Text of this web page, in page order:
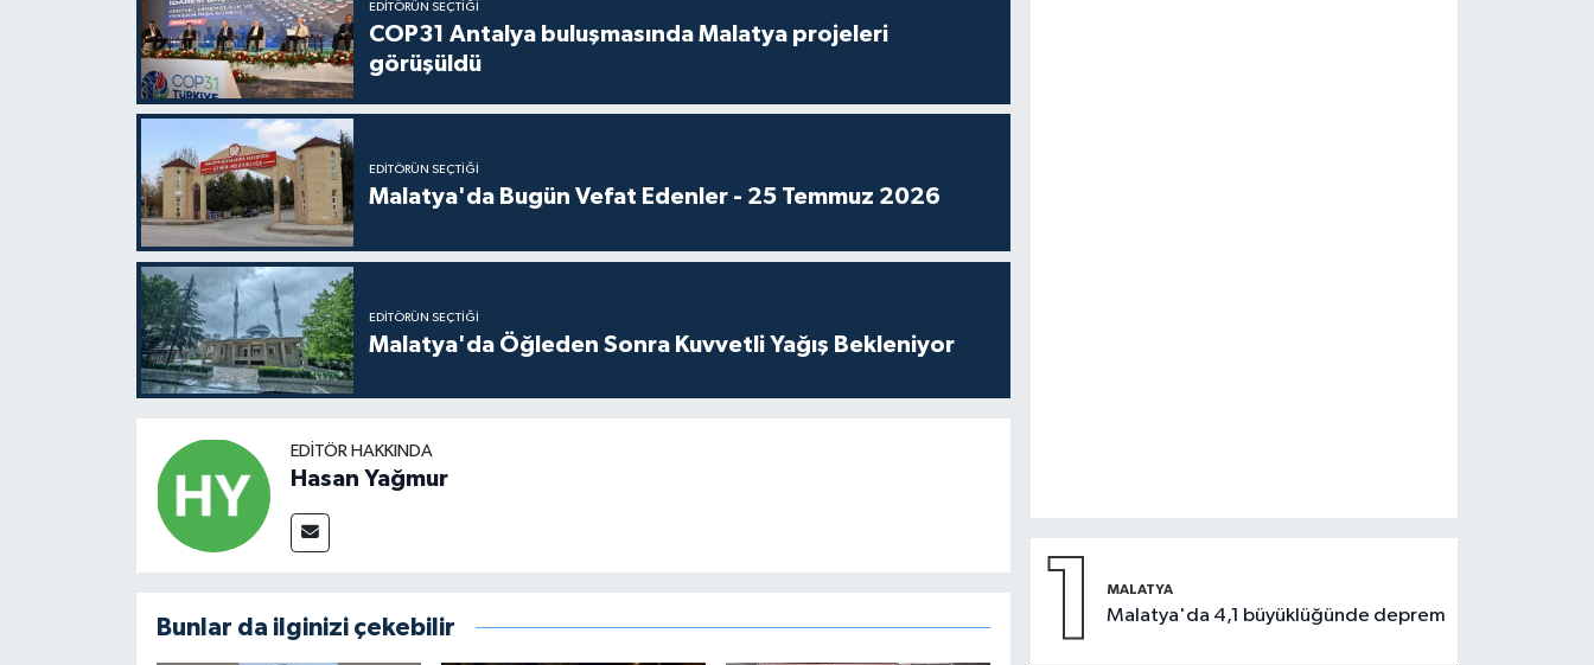
EDITÖRÜN SEÇTIĞI
COP31 Antalya buluşmasında Malatya projeleri
görüşüldü
EDITÖRÜN SEÇTIĞI
Malatya'da Bugün Vefat Edenler - 25 Temmuz 2026
EDITÖRÜN SEÇTIĞI
Malatya'da Öğleden Sonra Kuvvetli Yağış Bekleniyor
EDITÖR HAKKINDA
Hasan Yağmur
Bunlar da ilginizi çekebilir 1 MALATYA
Malatya'da 4,1 büyüklüğünde deprem